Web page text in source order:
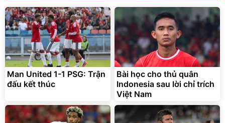
Man United 1-1 PSG: Trận
đấu kết thúc
Bài học cho thủ quân
Indonesia sau lời chỉ trích
Việt Nam